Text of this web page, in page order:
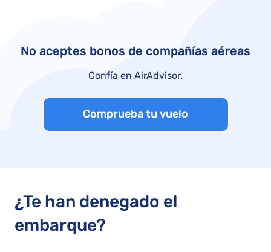
No aceptes bonos de compañías aéreas
Confía en AirAdvisor.
Comprueba tu vuelo
¿Te han denegado el
embarque?